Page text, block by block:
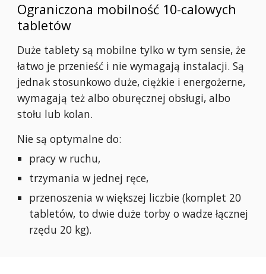
Ograniczona mobilność 10-calowych
tabletów
Duże tablety są mobilne tylko w tym sensie, że
łatwo je przenieść i nie wymagają instalacji. Są
jednak stosunkowo duże, ciężkie i energożerne,
wymagają też albo oburęcznej obsługi, albo
stołu lub kolan.
Nie są optymalne do:
pracy w ruchu,
trzymania w jednej ręce,
przenoszenia w większej liczbie (komplet 20
tabletów, to dwie duże torby o wadze łącznej
rzędu 20 kg).